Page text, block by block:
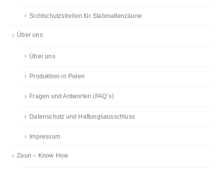
Sichtschutzstreifen für Stabmattenzäune
Über uns
Über uns
Produktion in Polen
Fragen und Antworten (FAQ´s)
Datenschutz und Haftungsausschluss
Impressum
Zaun – Know How